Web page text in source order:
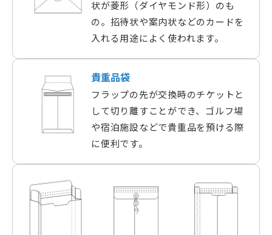
状が菱形（ダイヤモンド形）のも
の。招待状や案内状などのカードを
入れる用途によく使われます。
貴重品袋
フラップの先が交換時のチケットと
して切り離すことができ、ゴルフ場
や宿泊施設などで貴重品を預ける際
に便利です。